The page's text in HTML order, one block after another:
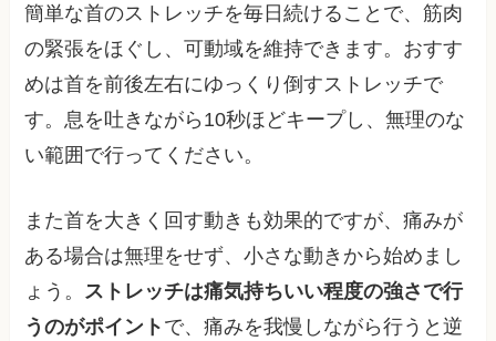
簡単な首のストレッチを毎日続けることで、筋肉
の緊張をほぐし、可動域を維持できます。おすす
めは首を前後左右にゆっくり倒すストレッチで
す。息を吐きながら10秒ほどキープし、無理のな
い範囲で行ってください。
また首を大きく回す動きも効果的ですが、痛みが
ある場合は無理をせず、小さな動きから始めまし
ょう。 ストレッチは痛気持ちいい程度の強さで行
うのがポイント で、痛みを我慢しながら行うと逆